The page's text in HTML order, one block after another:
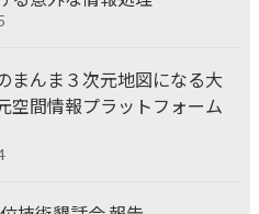
まんま３次元地図になる大
空間情報プラットフォーム